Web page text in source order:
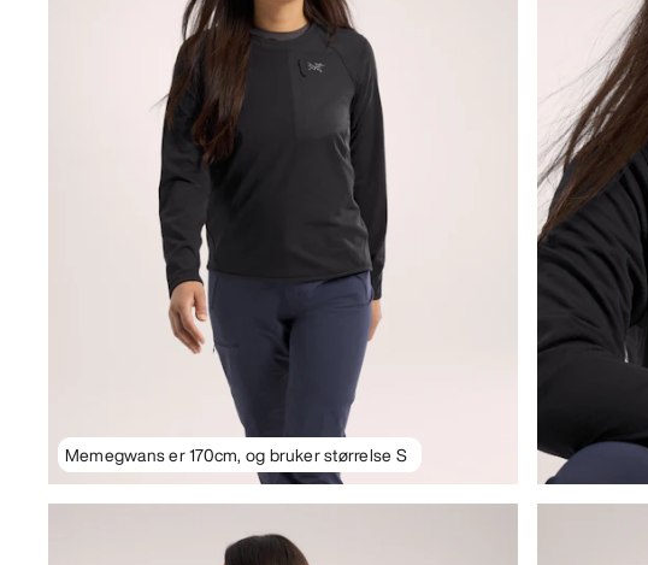
Memegwans er 170cm, og bruker størrelse S